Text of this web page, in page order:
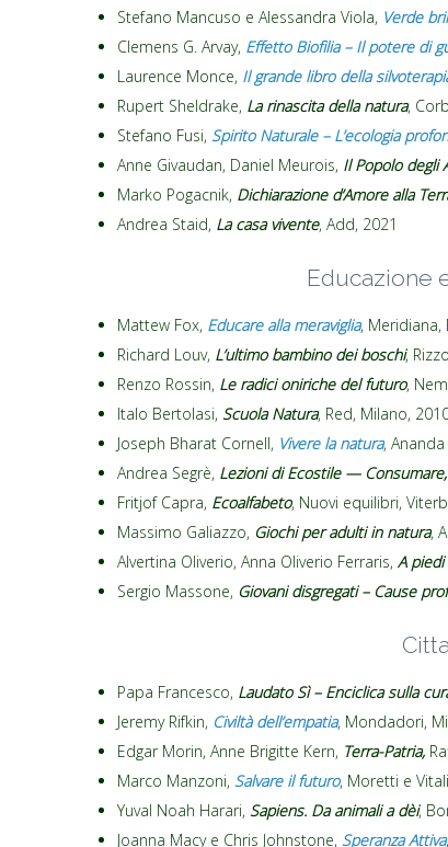
Stefano Mancuso e Alessandra Viola, Verde
Clemens G. Arvay, Effetto Biofilia – Il potere di
Laurence Monce, Il grande libro della
Rupert Sheldrake, La rinascita della natura,
Stefano Fusi, Spirito Naturale – L’ecologia
Anne Givaudan, Daniel Meurois, Il Popolo degli
Marko Pogacnik, Dichiarazione d’Amore alla
Andrea Staid, La casa vivente, Add, 2021
Educazione
Mattew Fox, Educare alla meraviglia, Meridiana,
Richard Louv, L’ultimo bambino dei boschi,
Renzo Rossin, Le radici oniriche del futuro,
Italo Bertolasi, Scuola Natura, Red, Milano,
Joseph Bharat Cornell, Vivere la natura,
Andrea Segrè, Lezioni di Ecostile —
Fritjof Capra, Ecoalfabeto, Nuovi equilibri,
Massimo Galiazzo, Giochi per adulti in natura,
Alvertina Oliverio, Anna Oliverio Ferraris, A
Sergio Massone, Giovani disgregati – Cause
Papa Francesco, Laudato Sì – Enciclica sulla
Jeremy Rifkin, Civiltà dell’empatia, Mondadori,
Edgar Morin, Anne Brigitte Kern, Terra-Patria,
Marco Manzoni, Salvare il futuro, Moretti e
Yuval Noah Harari, Sapiens. Da animali a dèi,
Joanna Macy e Chris Johnstone, Speranza Attiva